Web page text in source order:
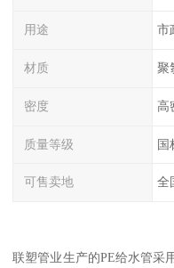
用途 市
材质 聚
密度 高
质量等级 国
可售卖地 全
联塑管业生产的PE给水管采